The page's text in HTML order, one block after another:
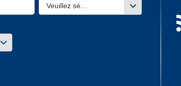
Veuillez sélectionner une ou des valeurs
des valeurs